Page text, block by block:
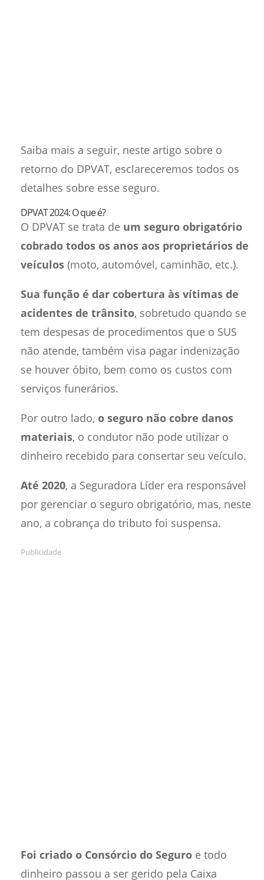
Saiba mais a seguir, neste artigo sobre o
retorno do DPVAT, esclareceremos todos os
detalhes sobre esse seguro.
DPVAT 2024: O que é?
O DPVAT se trata de um seguro obrigatório
cobrado todos os anos aos proprietários de
veículos(moto, automóvel, caminhão, etc.).
Sua função é dar cobertura às vítimas de
acidentes de trânsito, sobretudo quando se
tem despesas de procedimentos que o SUS
não atende, também visa pagar indenização
se houver óbito, bem como os custos com
serviços funerários.
Por outro lado, o seguro não cobre danos
materiais, o condutor não pode utilizar o
dinheiro recebido para consertar seu veículo.
Até 2020, a Seguradora Líder era responsável
por gerenciar o seguro obrigatório, mas, neste
ano, a cobrança do tributo foi suspensa.
Publicidade
Foi criado o Consórcio do Seguroe todo
dinheiro passou a ser gerido pela Caixa